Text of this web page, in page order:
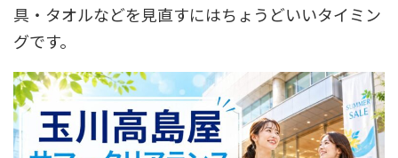
具・タオルなどを見直すにはちょうどいいタイミン
グです。